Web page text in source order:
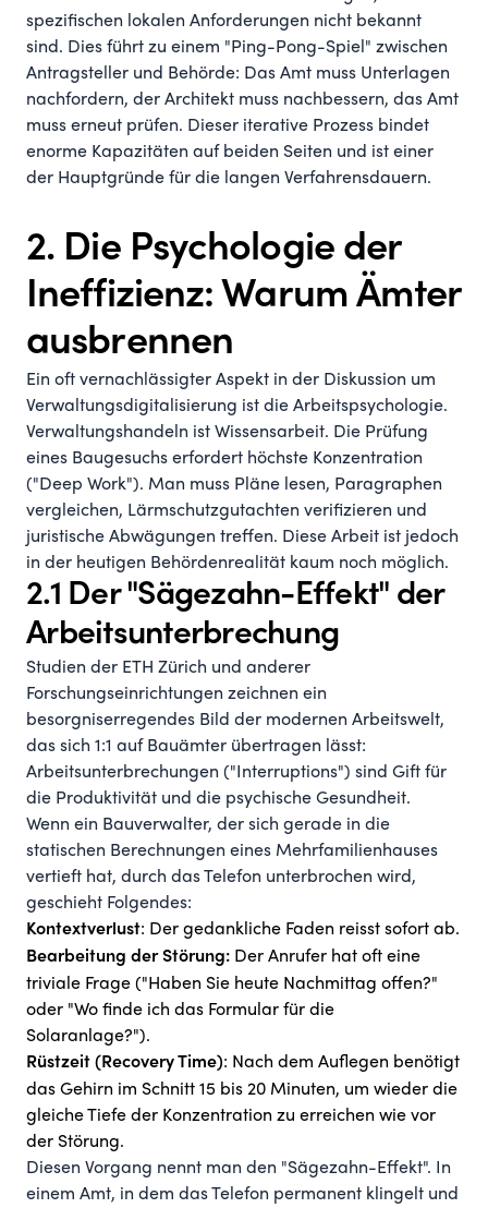
spezifischen lokalen Anforderungen nicht bekannt
sind. Dies führt zu einem "Ping-Pong-Spiel" zwischen
Antragsteller und Behörde: Das Amt muss Unterlagen
nachfordern, der Architekt muss nachbessern, das Amt
muss erneut prüfen. Dieser iterative Prozess bindet
enorme Kapazitäten auf beiden Seiten und ist einer
der Hauptgründe für die langen Verfahrensdauern.
2. Die Psychologie der
Ineffizienz: Warum Ämter
ausbrennen
Ein oft vernachlässigter Aspekt in der Diskussion um
Verwaltungsdigitalisierung ist die Arbeitspsychologie.
Verwaltungshandeln ist Wissensarbeit. Die Prüfung
eines Baugesuchs erfordert höchste Konzentration
("Deep Work"). Man muss Pläne lesen, Paragraphen
vergleichen, Lärmschutzgutachten verifizieren und
juristische Abwägungen treffen. Diese Arbeit ist jedoch
in der heutigen Behördenrealität kaum noch möglich.
2.1 Der "Sägezahn-Effekt" der
Arbeitsunterbrechung
Studien der ETH Zürich und anderer
Forschungseinrichtungen zeichnen ein
besorgniserregendes Bild der modernen Arbeitswelt,
das sich 1:1 auf Bauämter übertragen lässt:
Arbeitsunterbrechungen ("Interruptions") sind Gift für
die Produktivität und die psychische Gesundheit.
Wenn ein Bauverwalter, der sich gerade in die
statischen Berechnungen eines Mehrfamilienhauses
vertieft hat, durch das Telefon unterbrochen wird,
geschieht Folgendes:
Kontextverlust: Der gedankliche Faden reisst sofort ab.
Bearbeitung der Störung: Der Anrufer hat oft eine
triviale Frage ("Haben Sie heute Nachmittag offen?"
oder "Wo finde ich das Formular für die
Solaranlage?").
Rüstzeit (Recovery Time): Nach dem Auflegen benötigt
das Gehirn im Schnitt 15 bis 20 Minuten, um wieder die
gleiche Tiefe der Konzentration zu erreichen wie vor
der Störung.
Diesen Vorgang nennt man den "Sägezahn-Effekt". In
einem Amt, in dem das Telefon permanent klingelt und